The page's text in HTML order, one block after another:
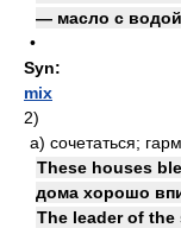
— масло с
•
Syn:
mix
2)
а) сочетаться;
These houses
дома хорошо
The leader of